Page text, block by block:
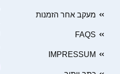
מעקב אחר הזמנות
FAQS
IMPRESSUM